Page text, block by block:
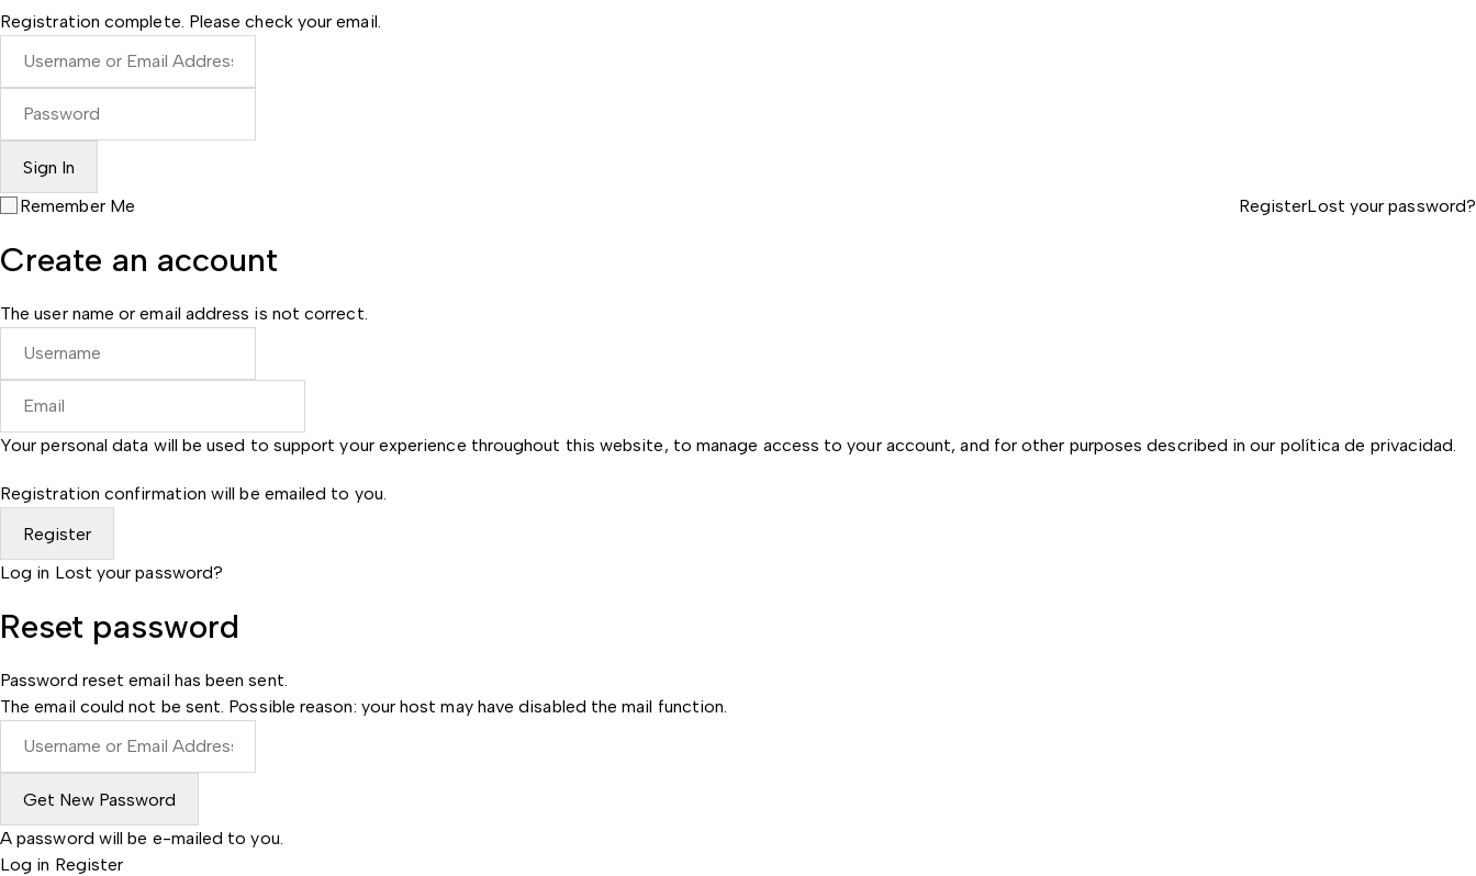
Registration complete. Please check your email.
Remember Me RegisterLost your password?
Create an account
The user name or email address is not correct.
Your personal data will be used to support your experience throughout this website, to manage access to your account, and for other purposes described in our política de privacidad.
Registration confirmation will be emailed to you.
Log in Lost your password?
Reset password
Password reset email has been sent.
The email could not be sent. Possible reason: your host may have disabled the mail function.
A password will be e-mailed to you.
Log in Register